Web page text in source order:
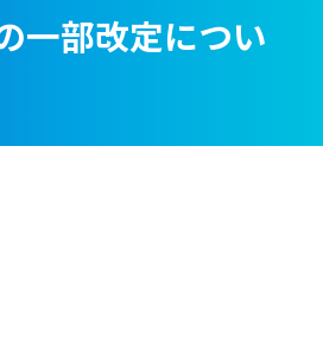
ーネットバンキング
ログオン
ーネットバンキング
一部改定につい